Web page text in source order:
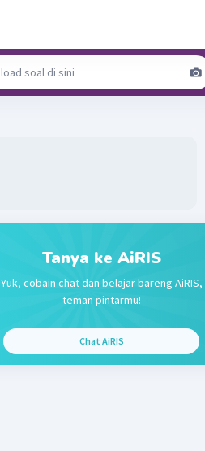
Tanya ke AiRIS
Yuk, cobain chat dan belajar bareng AiRIS,
teman pintarmu!
Chat AiRIS